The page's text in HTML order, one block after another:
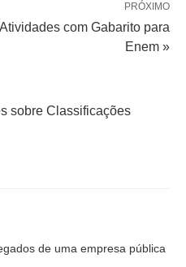
PRÓXIMO
com Gabarito para
Enem »
sobre Classificações
de uma empresa pública